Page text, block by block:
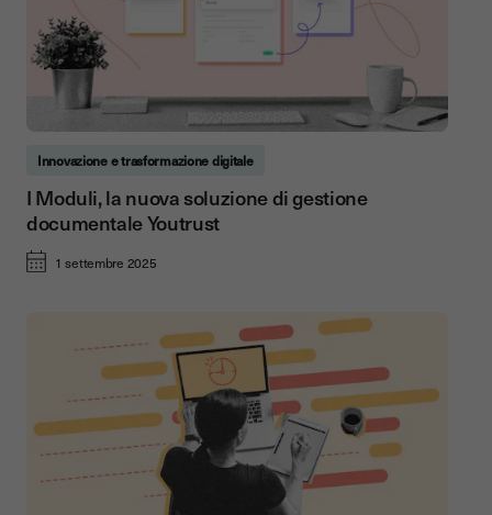
Innovazione e trasformazione digitale
I Moduli, la nuova soluzione di gestione
documentale Youtrust
1 settembre 2025